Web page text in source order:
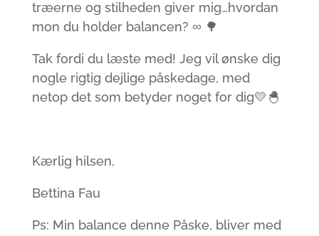
træerne og stilheden giver mig…hvordan
mon du holder balancen? ∞ 🌳
Tak fordi du læste med! Jeg vil ønske dig
nogle rigtig dejlige påskedage, med
netop det som betyder noget for dig💛🐣
Kærlig hilsen,
Bettina Fau
Ps: Min balance denne Påske, bliver med